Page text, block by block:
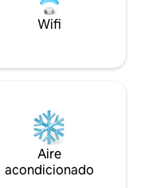
Wifi
Aire
acondicionado